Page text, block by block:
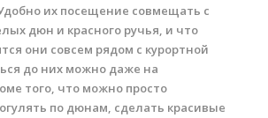
их посещение совмещать с
дюн и красного ручья, и что
они совсем рядом с курортной
до них можно даже на
того, что можно просто
по дюнам, сделать красивые